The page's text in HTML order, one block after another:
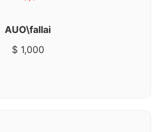
AUO\fallai
$ 1,000